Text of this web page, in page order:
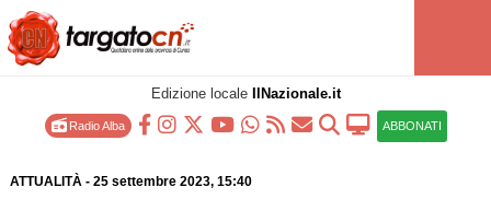
Edizione locale IlNazionale.it
Radio Alba ABBONATI
ATTUALITÀ- 25 settembre 2023, 15:40